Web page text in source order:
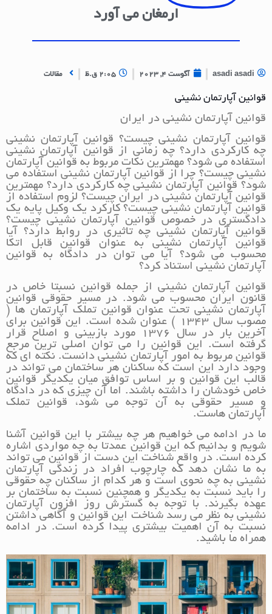
ارمغان می آورد
asadi asadi آگوست 4, 2023 2:05 ق.ظ مقالات
قوانین آپارتمان نشینی
قوانین آپارتمان نشینی در ایران
قوانین آپارتمان نشینی چیست؟ قوانین آپارتمان نشینی
چه کارکردی دارد؟ چه زمانی از قوانین آپارتمان نشینی
استفاده می شود؟ مهمترین نکات مربوط به قوانین آپارتمان
نشینی چیست؟ چرا از قوانین آپارتمان نشینی استفاده می
شود؟ قوانین آپارتمان نشینی چه کارکردی دارد؟ مهمترین
قوانین آپارتمان نشینی در ایران چیست؟ لزوم استفاده از
قوانین آپارتمان نشینی چیست؟ کارکرد یک وکیل پایه یک
دادگستری در خصوص قوانین آپارتمان نشینی چیست؟
قوانین آپارتمان نشینی چه تاثیری در روابط دارد؟ آیا
قوانین آپارتمان نشینی به عنوان قوانین قابل اتکا
محسوب می شود؟ آیا می توان در دادگاه به قوانین
آپارتمان نشینی استناد کرد؟
قوانین آپارتمان نشینی از جمله قوانین نسبتا خاص در
قانون ایران محسوب می شود. در مسیر حقوقی قوانین
آپارتمان نشینی تحت عنوان قوانین تملک آپارتمان ها (
مصوب سال 1343 ) عنوان شده است. این قوانین برای
آخرین بار در سال 1376 مورد بازبینی و اصلاح قرار
گرفته است. این قوانین را می توان اصلی ترین مرجع
قوانین مربوط به امور آپارتمان نشینی دانست. نکته ای که
وجود دارد این است که ساکنان هر ساختمان می تواند در
قالب این قوانین و بر اساس توافق میان یکدیگر قوانین
خاص خودشان را داشته باشند. اما آن چیزی که در دادگاه
و مسیر حقوقی به آن توجه می شود، قوانین تملک
آپارتمان هاست.
ما در ادامه می خواهیم هر چه بیشتر با این قوانین آشنا
شویم و بدانیم که این قوانین عمدتا به چه مواردی اشاره
کرده است. در واقع شناخت این دست از قوانین می تواند
به ما نشان دهد که چارچوب افراد در زندگی آپارتمان
نشینی به چه نحوی است و هر کدام از ساکنان چه حقوقی
را باید نسبت به یکدیگر و همچنین نسبت به ساختمان بر
عهده بگیرند. با توجه به گسترش روز افزون آپارتمان
نشینی به نظر می رسد شناخت این قوانین و آگاهی داشتن
نسبت به آن اهمیت بیشتری پیدا کرده است. در ادامه
همراه ما باشید.